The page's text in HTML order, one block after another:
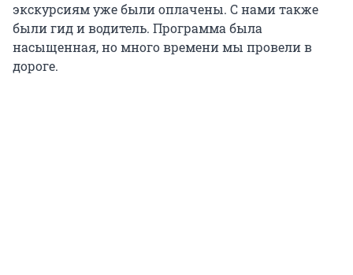
экскурсиям уже были оплачены. С нами также
были гид и водитель. Программа была
насыщенная, но много времени мы провели в
дороге.